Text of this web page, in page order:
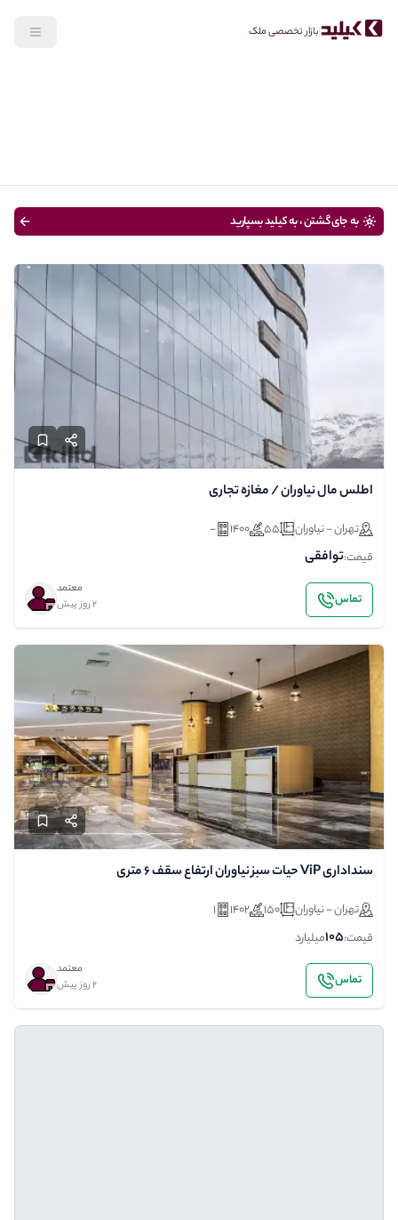
بازار تخصصی ملک جستجو
به جای گشتن ، به کیلید بسپارید
اطلس مال نیاوران / مغازه تجاری
تهران - نیاوران 55
1400
-
قیمت:توافقی
تماس
معتمد
2 روز پیش
سنداداری ViP حیات سبز نیاوران ارتفاع سقف ۶ متری
تهران - نیاوران 150
1402
1
قیمت:105میلیارد
تماس
معتمد
2 روز پیش